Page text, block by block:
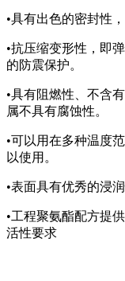
•具有出色的密封性
•抗压缩变形性，即
的防震保护。
•具有阻燃性、不含
属不具有腐蚀性。
•可以用在多种温度
以使用。
•表面具有优秀的浸
•工程聚氨酯配方提
活性要求